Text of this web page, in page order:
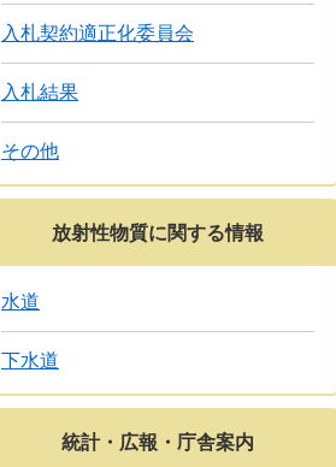
入札契約適正化委員会
入札結果
その他
放射性物質に関する情報
水道
下水道
統計・広報・庁舎案内